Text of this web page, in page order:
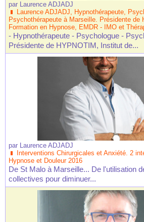
par Laurence ADJADJ
Laurence ADJADJ, Hypnothérapeute,
Psychothérapeute à Marseille. Présidente de
Formation en Hypnose, EMDR - IMO et
- Hypnothérapeute - Psychologue -
Présidente de HYPNOTIM, Institut de...
par Laurence ADJADJ
Interventions Chirurgicales et Anxiété. 2
Hypnose et Douleur 2016
De St Malo à Marseille... De l'utilisation
collectives pour diminuer...